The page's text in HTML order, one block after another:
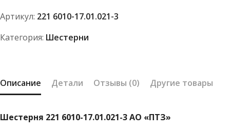
17.01.021-
АО
Артикул: 221 6010-17.01.021-3
Категория: Шестерни
Описание Детали Отзывы (0) Другие товары
Шестерня 221 6010-17.01.021-3 АО «ПТЗ»